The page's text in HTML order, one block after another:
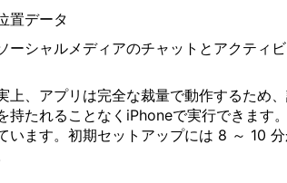
置データ
ーシャルメディアのチャットとアクティ
上、アプリは完全な裁量で動作するため
持たれることなくiPhoneで実行できます
います。初期セットアップには 8 ～ 10